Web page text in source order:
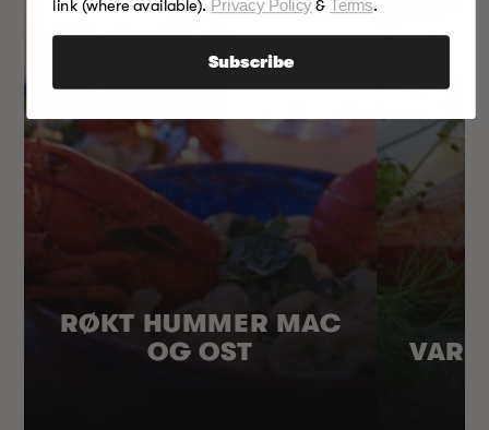
RØKT HUMMER MAC
OG OST
link (where available). Privacy Policy&Terms.
Subscribe